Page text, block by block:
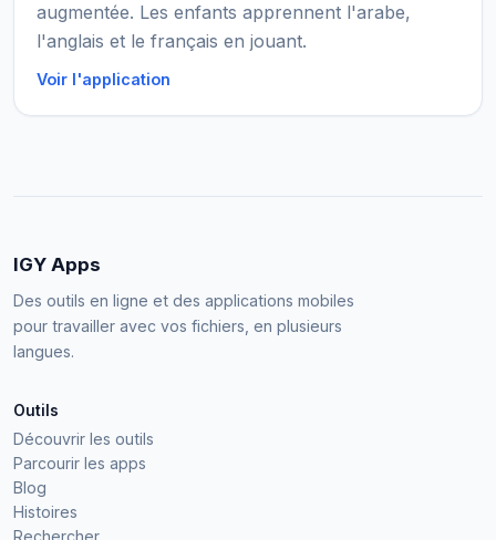
augmentée. Les enfants apprennent l'arabe,
l'anglais et le français en jouant.
Voir l'application
IGY Apps
Des outils en ligne et des applications mobiles
pour travailler avec vos fichiers, en plusieurs
langues.
Outils
Découvrir les outils
Parcourir les apps
Blog
Histoires
Rechercher